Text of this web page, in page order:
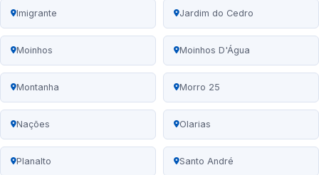
Imigrante Jardim do Cedro
Moinhos Moinhos D'Água
Montanha Morro 25
Nações Olarias
Planalto Santo André